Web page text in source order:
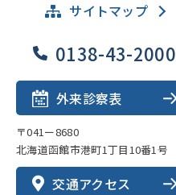
サイトマップ
0138-43-2000
外来診察表
〒041ー8680
北海道函館市港町1丁目10番1号
交通アクセス